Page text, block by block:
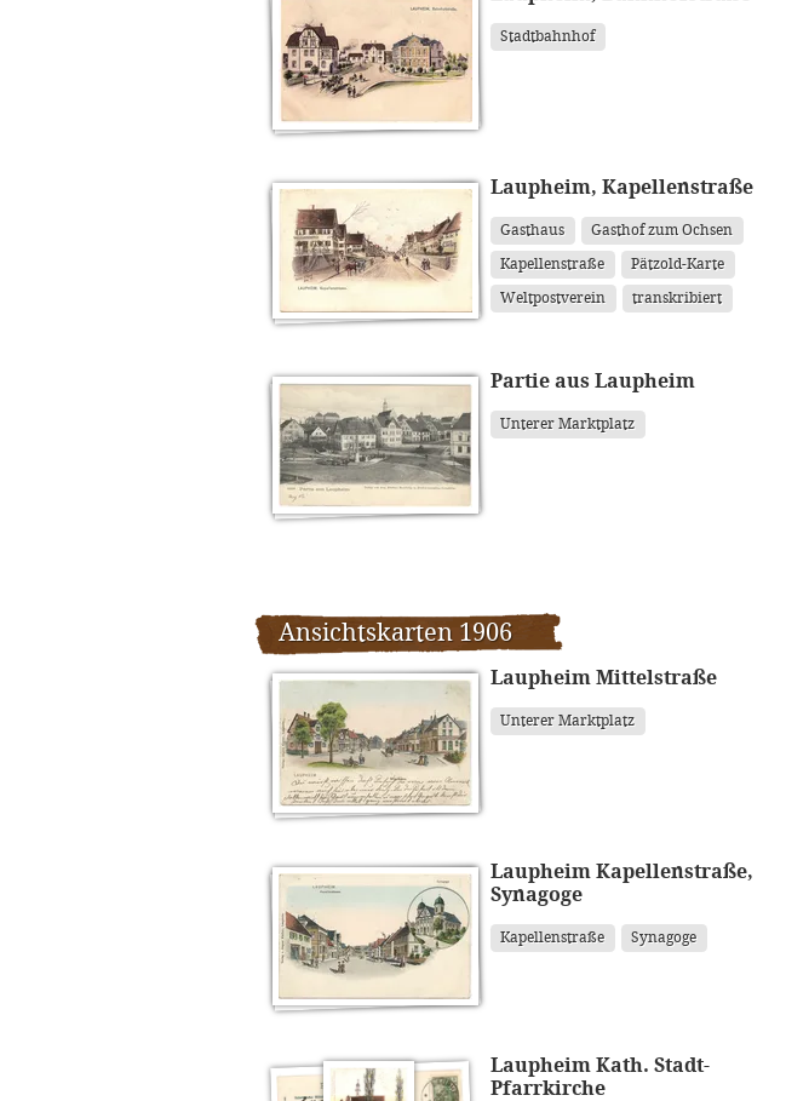
Stadtbahnhof
Laupheim, Kapellenstraße
Gasthaus Gasthof zum Ochsen
Kapellenstraße Pätzold-Karte
Weltpostverein transkribiert
Partie aus Laupheim
Unterer Marktplatz
Ansichtskarten 1906
Laupheim Mittelstraße
Unterer Marktplatz
Laupheim Kapellenstraße,
Synagoge
Kapellenstraße Synagoge
Laupheim Kath. Stadt-
Pfarrkirche